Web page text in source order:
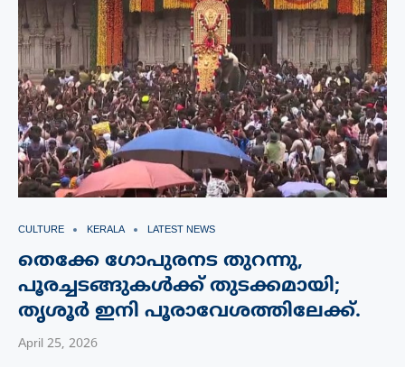
CULTURE KERALA LATEST NEWS
തെക്കേ ഗോപുരനട തുറന്നു,
പൂരച്ചടങ്ങുകൾക്ക് തുടക്കമായി;
തൃശൂർ ഇനി പൂരാവേശത്തിലേക്ക്.
April 25, 2026